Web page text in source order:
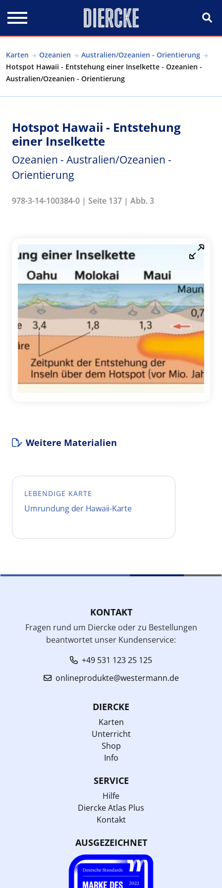
Karten Ozeanien
Australien/Ozeanien - Orientierung
Hotspot Hawaii - Entstehung einer Inselkette - Ozeanien -
Australien/Ozeanien - Orientierung
Hotspot Hawaii - Entstehung
einer Inselkette
Ozeanien - Australien/Ozeanien -
Orientierung
978-3-14-100384-0 | Seite 137 | Abb. 3
Weitere Materialien
LEBENDIGE KARTE
Umrundung der Hawaii-Karte
KONTAKT
Fragen rund um Diercke oder zu Bestellungen
beantwortet unser Kundenservice:
+49 531 123 25 125
onlineprodukte@westermann.de
DIERCKE
Karten
Unterricht
Shop
Info
SERVICE
Hilfe
Diercke Atlas Plus
Kontakt
AUSGEZEICHNET